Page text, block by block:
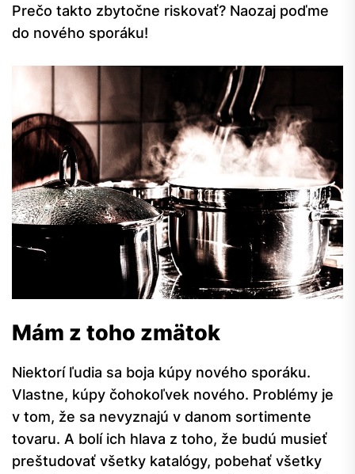
Prečo takto zbytočne riskovať? Naozaj poďme
do nového sporáku!
Mám z toho zmätok
Niektorí ľudia sa boja kúpy nového sporáku.
Vlastne, kúpy čohokoľvek nového. Problémy je
v tom, že sa nevyznajú v danom sortimente
tovaru. A bolí ich hlava z toho, že budú musieť
preštudovať všetky katalógy, pobehať všetky